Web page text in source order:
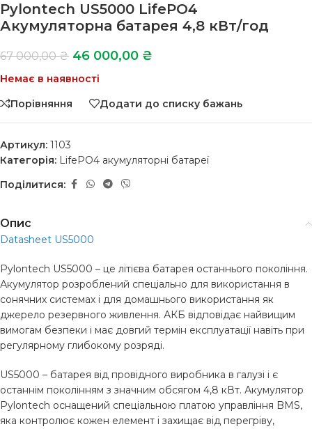
Pylontech US5000 LifePO4
Акумуляторна батарея 4,8 кВт/год
67 000,00₴ 46 000,00 ₴
Немає в наявності
Порівняння
Додати до списку бажань
Артикул: 1103
Категорія: LifePO4 акумуляторні батареї
Поділитися:
Опис
Datasheet US5000
Pylontech US5000 – це літієва батарея останнього покоління.
Акумулятор розроблений спеціально для використання в
сонячних системах і для домашнього використання як
джерело резервного живлення. АКБ відповідає найвищим
вимогам безпеки і має довгий термін експлуатації навіть при
регулярному глибокому розряді.
US5000 – батарея від провідного виробника в галузі і є
останнім поколінням з значним обсягом 4,8 кВт. Акумулятор
Pylontech оснащений спеціальною платою управління BMS,
яка контролює кожен елемент і захищає від перегріву,